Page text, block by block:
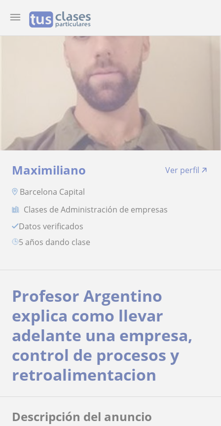
Maximiliano
Ver perfil
Barcelona Capital
Clases de Administración de empresas
Datos verificados
5 años dando clase
Profesor Argentino
explica como llevar
adelante una empresa,
control de procesos y
retroalimentacion
Descripción del anuncio